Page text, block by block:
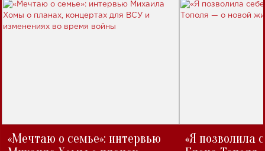
«Мечтаю о семье»: интервью
«Я позволила